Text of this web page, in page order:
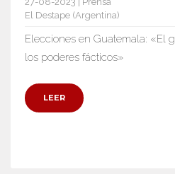
El Destape (Argentina)
Elecciones en Guatemala: «El
los poderes fácticos»
LEER